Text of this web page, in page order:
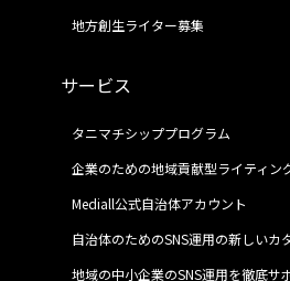
地方創生ライター募集
サービス
タニマチシッププログラム
企業のための地域貢献型ライティン
Mediall公式自治体アカウント
自治体のためのSNS運用の新しいカ
地域の中小企業のSNS運用を徹底サ